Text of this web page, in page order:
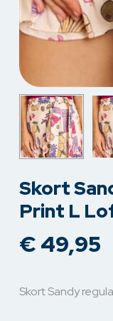
Skort
Print L
€ 49,95
Skort Sandy